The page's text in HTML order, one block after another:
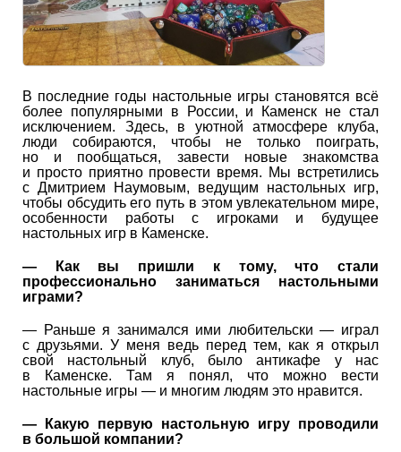
В последние годы настольные игры становятся всё
более популярными в России, и Каменск не стал
исключением. Здесь, в уютной атмосфере клуба,
люди собираются, чтобы не только поиграть,
но и пообщаться, завести новые знакомства
и просто приятно провести время. Мы встретились
с Дмитрием Наумовым, ведущим настольных игр,
чтобы обсудить его путь в этом увлекательном мире,
особенности работы с игроками и будущее
настольных игр в Каменске.
— Как вы пришли к тому, что стали
профессионально заниматься настольными
играми?
— Раньше я занимался ими любительски — играл
с друзьями. У меня ведь перед тем, как я открыл
свой настольный клуб, было антикафе у нас
в Каменске. Там я понял, что можно вести
настольные игры — и многим людям это нравится.
— Какую первую настольную игру проводили
в большой компании?